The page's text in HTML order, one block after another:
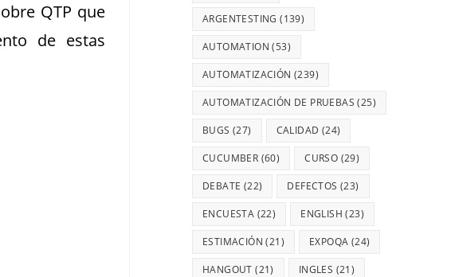
QTP que
de estas
ARGENTESTING (139)
AUTOMATION (53)
AUTOMATIZACIÓN (239)
AUTOMATIZACIÓN DE PRUEBAS (25)
BUGS (27) CALIDAD (24)
CUCUMBER (60) CURSO (29)
DEBATE (22) DEFECTOS (23)
ENCUESTA (22) ENGLISH (23)
ESTIMACIÓN (21) EXPOQA (24)
HANGOUT (21) INGLES (21)